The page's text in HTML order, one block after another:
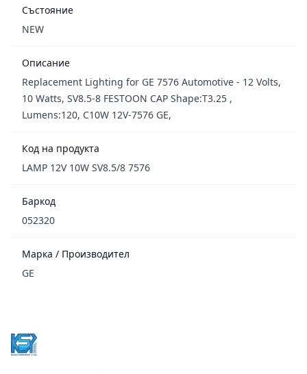
Състояние
NEW
Описание
Replacement Lighting for GE 7576 Automotive - 12 Volts,
10 Watts, SV8.5-8 FESTOON CAP Shape:T3.25 ,
Lumens:120, C10W 12V-7576 GE,
Код на продукта
LAMP 12V 10W SV8.5/8 7576
Баркод
052320
Марка / Производител
GE